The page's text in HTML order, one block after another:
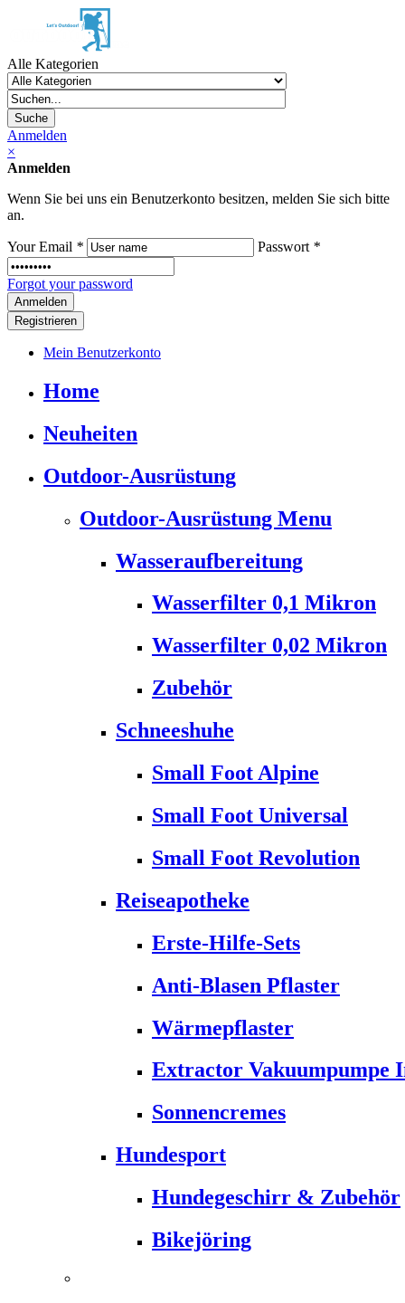
Alle Kategorien
Suche
Anmelden
×
Anmelden
Wenn Sie bei uns ein Benutzerkonto besitzen, melden Sie sich bitte
an.
Your Email * Passwort *
Forgot your password
Registrieren
Mein Benutzerkonto
Home
Neuheiten
Outdoor-Ausrüstung
Outdoor-Ausrüstung Menu
Wasseraufbereitung
Wasserfilter 0,1 Mikron
Wasserfilter 0,02 Mikron
Zubehör
Schneeshuhe
Small Foot Alpine
Small Foot Universal
Small Foot Revolution
Reiseapotheke
Erste-Hilfe-Sets
Anti-Blasen Pflaster
Wärmepflaster
Extractor Vakuumpumpe
Sonnencremes
Hundesport
Hundegeschirr & Zubehör
Bikejöring